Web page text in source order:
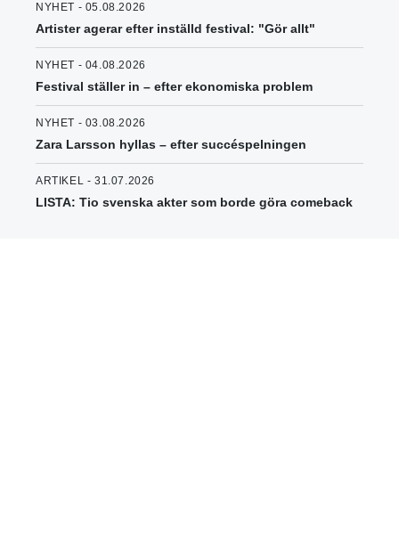
NYHET - 05.08.2026
Artister agerar efter inställd festival: "Gör allt"
NYHET - 04.08.2026
Festival ställer in – efter ekonomiska problem
NYHET - 03.08.2026
Zara Larsson hyllas – efter succéspelningen
ARTIKEL - 31.07.2026
LISTA: Tio svenska akter som borde göra comeback